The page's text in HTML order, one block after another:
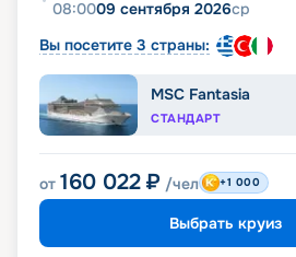
08:0009 сентября 2026ср
Вы посетите 3 страны:
MSC Fantasia
СТАНДАРТ
от 160 022 ₽ /чел +1 000
Выбрать круиз